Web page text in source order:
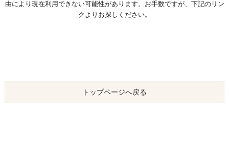
由により現在利用できない可能性があります。お手数ですが、下記のリン
クよりお探しください。
トップページへ戻る